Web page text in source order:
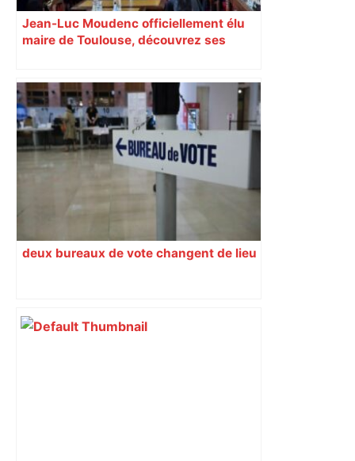
Jean-Luc Moudenc officiellement élu
maire de Toulouse, découvrez ses
deux bureaux de vote changent de lieu